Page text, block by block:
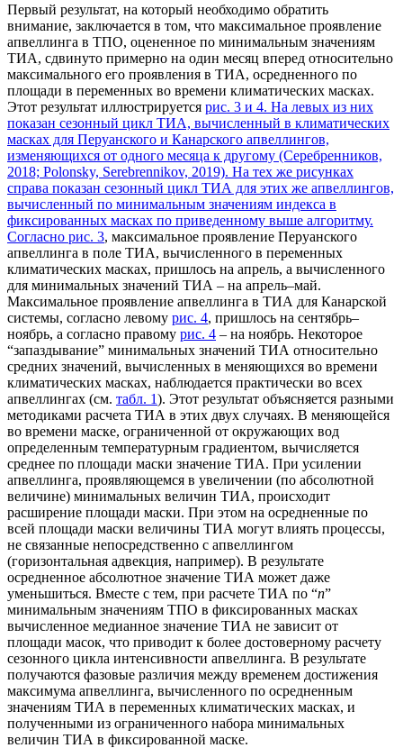
Первый результат, на который необходимо обратить
внимание, заключается в том, что максимальное проявление
апвеллинга в ТПО, оцененное по минимальным значениям
ТИА, сдвинуто примерно на один месяц вперед относительно
максимального его проявления в ТИА, осредненного по
площади в переменных во времени климатических масках.
Этот результат иллюстрируется рис. 3 и 4. На левых из них
показан сезонный цикл ТИА, вычисленный в климатических
масках для Перуанского и Канарского апвеллингов,
изменяющихся от одного месяца к другому (Серебренников,
2018; Polonsky, Serebrennikov, 2019). На тех же рисунках
справа показан сезонный цикл ТИА для этих же апвеллингов,
вычисленный по минимальным значениям индекса в
фиксированных масках по приведенному выше алгоритму.
Согласно рис. 3, максимальное проявление Перуанского
апвеллинга в поле ТИА, вычисленного в переменных
климатических масках, пришлось на апрель, а вычисленного
для минимальных значений ТИА – на апрель–май.
Максимальное проявление апвеллинга в ТИА для Канарской
системы, согласно левому рис. 4, пришлось на сентябрь–
ноябрь, а согласно правому рис. 4 – на ноябрь. Некоторое
“запаздывание” минимальных значений ТИА относительно
средних значений, вычисленных в меняющихся во времени
климатических масках, наблюдается практически во всех
апвеллингах (см. табл. 1). Этот результат объясняется разными
методиками расчета ТИА в этих двух случаях. В меняющейся
во времени маске, ограниченной от окружающих вод
определенным температурным градиентом, вычисляется
среднее по площади маски значение ТИА. При усилении
апвеллинга, проявляющемся в увеличении (по абсолютной
величине) минимальных величин ТИА, происходит
расширение площади маски. При этом на осредненные по
всей площади маски величины ТИА могут влиять процессы,
не связанные непосредственно с апвеллингом
(горизонтальная адвекция, например). В результате
осредненное абсолютное значение ТИА может даже
уменьшиться. Вместе с тем, при расчете ТИА по “n”
минимальным значениям ТПО в фиксированных масках
вычисленное медианное значение ТИА не зависит от
площади масок, что приводит к более достоверному расчету
сезонного цикла интенсивности апвеллинга. В результате
получаются фазовые различия между временем достижения
максимума апвеллинга, вычисленного по осредненным
значениям ТИА в переменных климатических масках, и
полученными из ограниченного набора минимальных
величин ТИА в фиксированной маске.